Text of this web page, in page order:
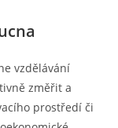
vzdělávání
změřit a
prostředí či